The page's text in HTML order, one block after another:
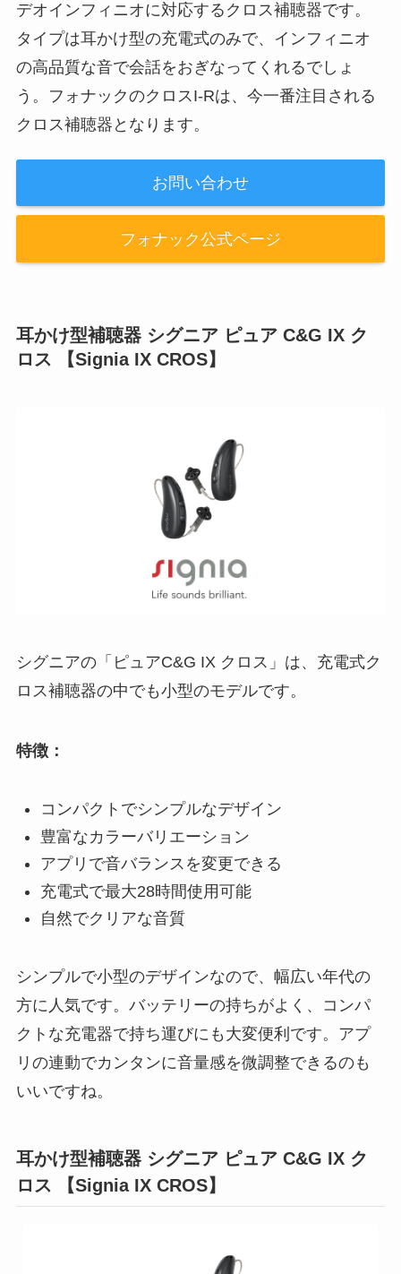
デオインフィニオに対応するクロス補聴器です。
タイプは耳かけ型の充電式のみで、インフィニオ
の高品質な音で会話をおぎなってくれるでしょ
う。フォナックのクロスI-Rは、今一番注目される
クロス補聴器となります。
お問い合わせ
フォナック公式ページ
耳かけ型補聴器 シグニア ピュア C&G IX ク
ロス 【Signia IX CROS】
シグニアの「ピュアC&G IX クロス」は、充電式ク
ロス補聴器の中でも小型のモデルです。
特徴：
コンパクトでシンプルなデザイン
豊富なカラーバリエーション
アプリで音バランスを変更できる
充電式で最大28時間使用可能
自然でクリアな音質
シンプルで小型のデザインなので、幅広い年代の
方に人気です。バッテリーの持ちがよく、コンパ
クトな充電器で持ち運びにも大変便利です。アプ
リの連動でカンタンに音量感を微調整できるのも
いいですね。
耳かけ型補聴器 シグニア ピュア C&G IX ク
ロス 【Signia IX CROS】